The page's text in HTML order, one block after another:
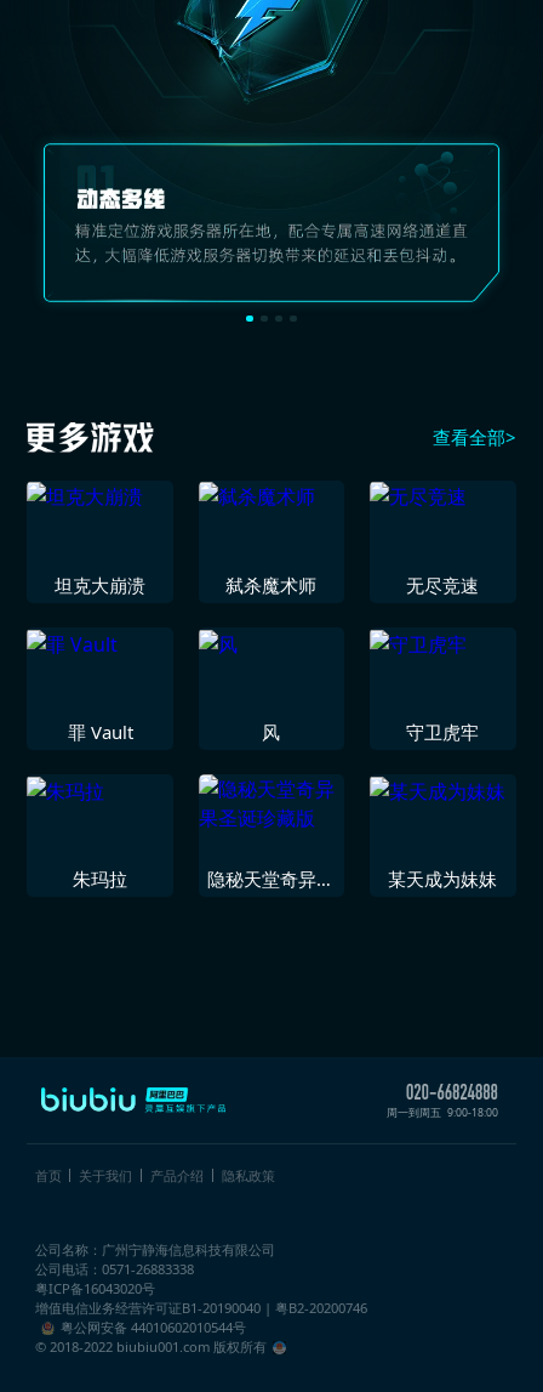
查看全部>
坦克大崩溃 弑杀魔术师 无尽竞速
罪 Vault 风 守卫虎牢
朱玛拉
隐秘天堂奇异果
某天成为妹妹
周一到周五 9:00-18:00
首页 关于我们 产品介绍 隐私政策
公司名称：广州宁静海信息科技有限公司
公司电话：0571-26883338
粤ICP备16043020号
增值电信业务经营许可证B1-20190040 | 粤B2-20200746
粤公网安备 44010602010544号
© 2018-2022 biubiu001.com 版权所有